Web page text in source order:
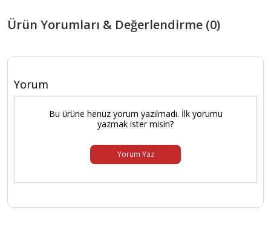
Ürün Yorumları & Değerlendirme (0)
Yorum
Bu ürüne henüz yorum yazılmadı. İlk yorumu
yazmak ister misin?
Yorum Yaz